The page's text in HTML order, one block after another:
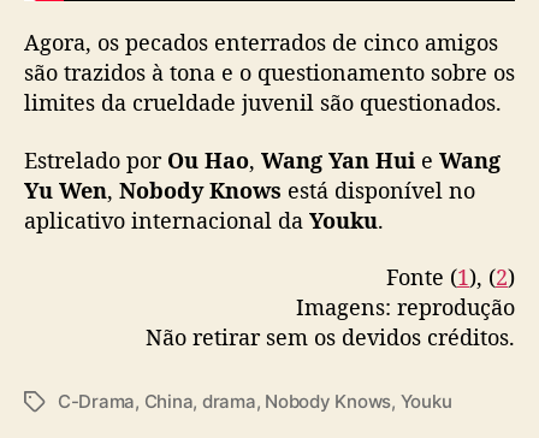
Agora, os pecados enterrados de cinco amigos
são trazidos à tona e o questionamento sobre os
limites da crueldade juvenil são questionados.
Estrelado por Ou Hao, Wang Yan Hui e Wang
Yu Wen, Nobody Knows está disponível no
aplicativo internacional da Youku.
Fonte (1), (2)
Imagens: reprodução
Não retirar sem os devidos créditos.
T
C-Drama, China, drama, Nobody Knows, Youku